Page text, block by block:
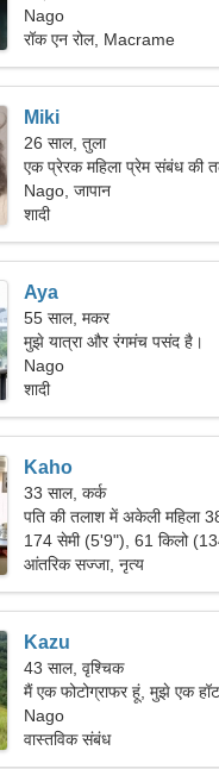
Nago
रॉक एन रोल, Macrame
Miki
26 साल, तुला
एक प्रेरक महिला प्रेम संबंध की
Nago, जापान
शादी
Aya
55 साल, मकर
मुझे यात्रा और रंगमंच पसंद है।
Nago
शादी
Kaho
33 साल, कर्क
पति की तलाश में अकेली महिला
174 सेमी (5'9"), 61 किलो
आंतरिक सज्जा, नृत्य
Kazu
43 साल, वृश्चिक
मैं एक फोटोग्राफर हूं, मुझे एक
Nago
वास्तविक संबंध